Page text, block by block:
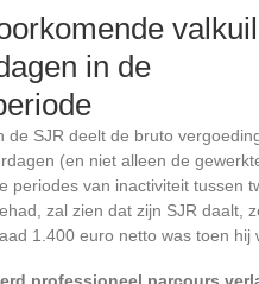
in de
de SJR deelt de bruto
(en niet alleen de
periodes van inactiviteit tussen
zal zien dat zijn SJR daalt,
1.400 euro netto was toen hij